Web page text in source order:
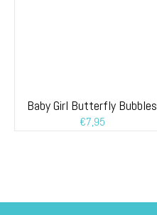
Baby Girl Butterfly Bubbles
€7,95